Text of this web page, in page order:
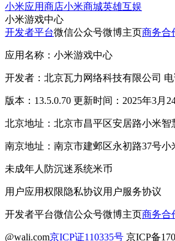
小米应用商店小米商城英雄互娱
小米游戏中心
开发者平台微信公众号微博主页商务合
应用名称：小米游戏中心
开发者：北京瓦力网络科技有限公司 电
版本：13.5.0.70 更新时间：2025年3月
北京地址：北京市昌平区安居路小米智
南京地址：南京市建邺区永初路37号小
未成年人防沉迷系统米币
用户应用权限隐私协议用户服务协议
开发者平台微信公众号微博主页商务合
@wali.com京ICP证110335号 京ICP备